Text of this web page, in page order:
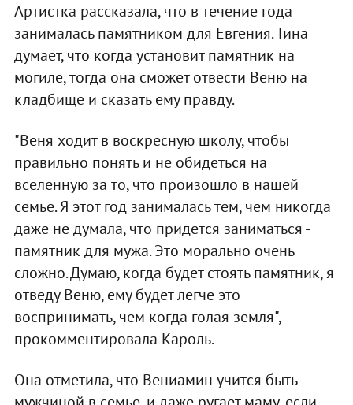
Артистка рассказала, что в течение года
занималась памятником для Евгения. Тина
думает, что когда установит памятник на
могиле, тогда она сможет отвести Веню на
кладбище и сказать ему правду.
"Веня ходит в воскресную школу, чтобы
правильно понять и не обидеться на
вселенную за то, что произошло в нашей
семье. Я этот год занималась тем, чем никогда
даже не думала, что придется заниматься -
памятник для мужа. Это морально очень
сложно. Думаю, когда будет стоять памятник, я
отведу Веню, ему будет легче это
воспринимать, чем когда голая земля", -
прокомментировала Кароль.
Она отметила, что Вениамин учится быть